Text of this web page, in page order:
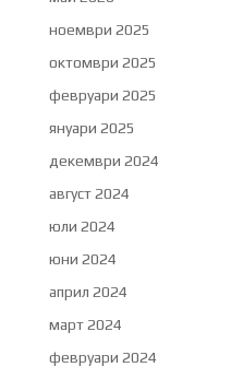
ноември 2025
октомври 2025
февруари 2025
януари 2025
декември 2024
август 2024
юли 2024
юни 2024
април 2024
март 2024
февруари 2024